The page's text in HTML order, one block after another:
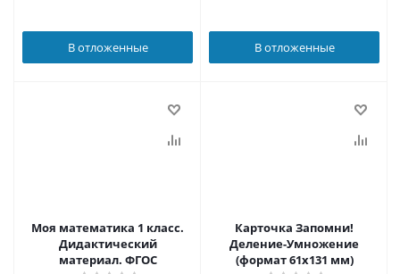
В отложенные В отложенные
Моя математика 1 класс.
Дидактический
материал. ФГОС
Карточка Запомни!
Деление-Умножение
(формат 61х131 мм)